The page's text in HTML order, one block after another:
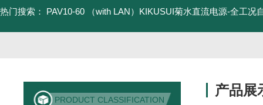
热门搜索： PAV10-60 （with LAN）KIKUSUI菊水直流电源-全工况
PRODUCT CLASSIFICATION
产品展